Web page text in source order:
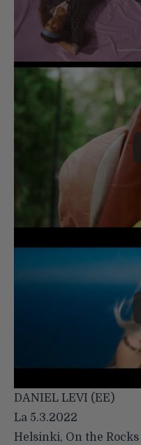
DANIEL LEVI (EE)
La 5.3.2022
Helsinki, On the Rocks